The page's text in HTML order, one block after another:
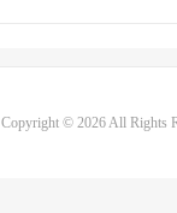
Copyright © 2026 All Rights